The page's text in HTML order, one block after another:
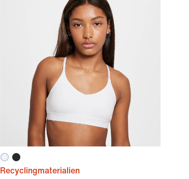
Recyclingmaterialien